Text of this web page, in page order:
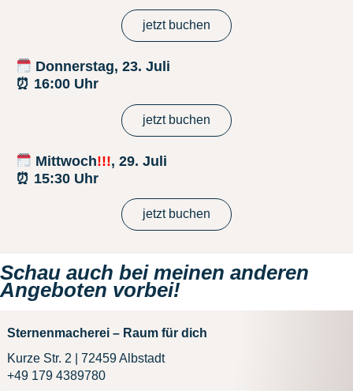
jetzt buchen
Donnerstag, 23. Juli
⏰ 16:00 Uhr
jetzt buchen
Mittwoch!!!, 29. Juli
⏰ 15:30 Uhr
jetzt buchen
Schau auch bei meinen anderen
Angeboten vorbei!
Sternenmacherei – Raum für dich
Kurze Str. 2 | 72459 Albstadt
+49 179 4389780